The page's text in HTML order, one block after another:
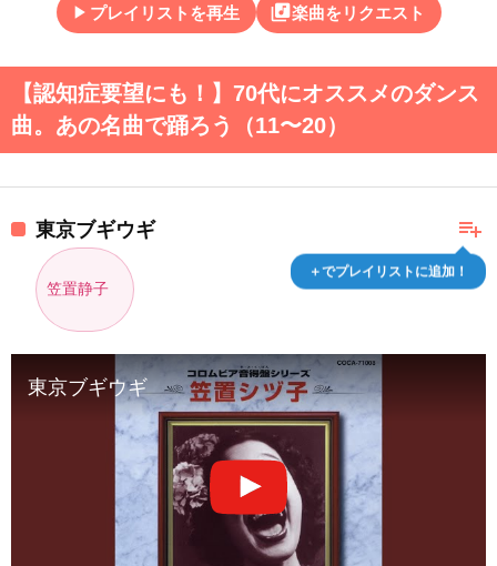
play_arrow プレイリストを再生 library_music楽曲をリクエスト
【認知症要望にも！】70代にオススメのダンス
曲。あの名曲で踊ろう（11〜20）
playlist_add
＋でプレイリストに追加！
東京ブギウギ
笠置静子
東京ブギウギ